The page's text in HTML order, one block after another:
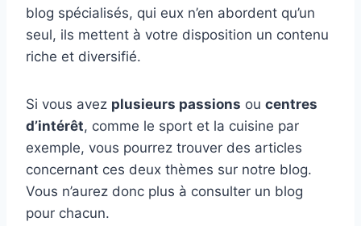
blog spécialisés, qui eux n’en abordent qu’un
seul, ils mettent à votre disposition un contenu
riche et diversifié.
Si vous avez plusieurs passions ou centres
d’intérêt, comme le sport et la cuisine par
exemple, vous pourrez trouver des articles
concernant ces deux thèmes sur notre blog.
Vous n’aurez donc plus à consulter un blog
pour chacun.